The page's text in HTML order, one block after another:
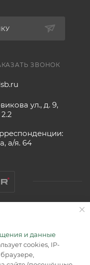
ЗВОНОК
ул., д. 9,
а/я. 64
на то, что вся
сайте, носит
публичной
Статьи 437 (2) ГК РФ.
и данные
cookies, IP-